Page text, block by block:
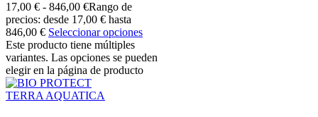
17,00 € - 846,00 €Rango de
precios: desde 17,00 € hasta
846,00 € Seleccionar opciones
Este producto tiene múltiples
variantes. Las opciones se pueden
elegir en la página de producto
TERRA AQUATICA